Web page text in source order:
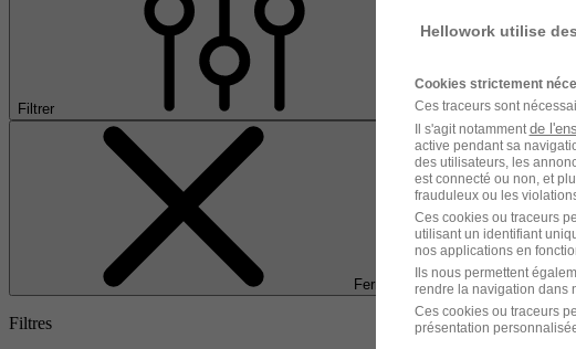
Filtrer
Fermer
Filtres
Hellowork utilise
Cookies strictement
Ces traceurs sont
Il s'agit notamment de
active pendant sa
des utilisateurs, les
est connecté ou non, et
frauduleux ou les
Ces cookies ou traceurs
utilisant un identifiant
nos applications en
Ils nous permettent
rendre la navigation dans
Ces cookies ou traceurs
présentation